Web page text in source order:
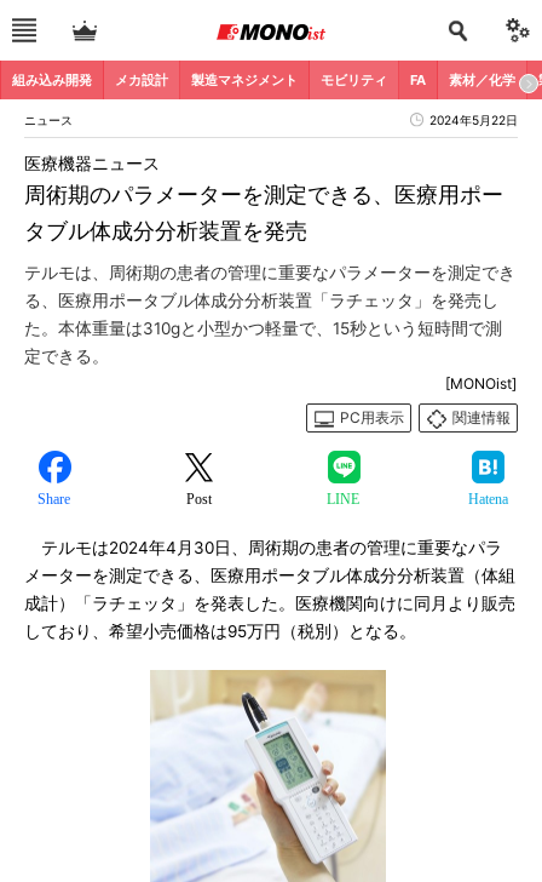
組み込み開発 メカ設計 製造マネジメント モビリティ FA 素材／化学
ニュース 2024年5月22日
周術期のパラメーターを測定できる、医療用ポー
タブル体成分分析装置を発売
医療機器ニュース
テルモは、周術期の患者の管理に重要なパラメーターを測定でき
る、医療用ポータブル体成分分析装置「ラチェッタ」を発売し
た。本体重量は310gと小型かつ軽量で、15秒という短時間で測
定できる。
[MONOist]
PC用表示
関連情報
Share Post LINE Hatena
テルモは2024年4月30日、周術期の患者の管理に重要なパラ
メーターを測定できる、医療用ポータブル体成分分析装置（体組
成計）「ラチェッタ」を発表した。医療機関向けに同月より販売
しており、希望小売価格は95万円（税別）となる。